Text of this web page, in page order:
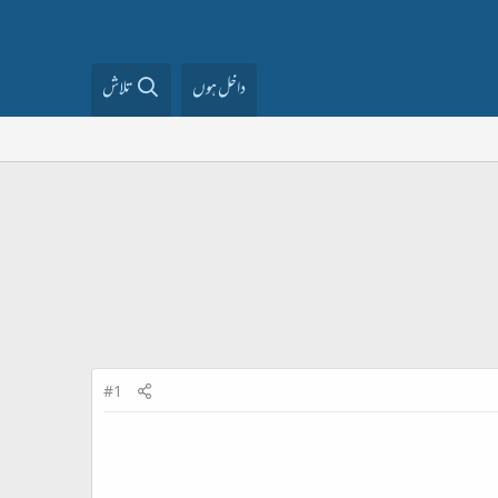
داخل ہوں تلاش
#1